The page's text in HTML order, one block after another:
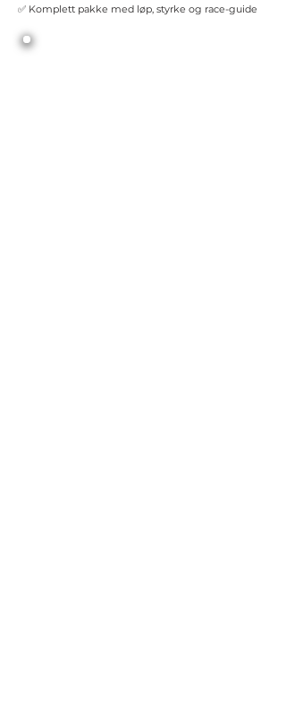
✅ Komplett pakke med løp, styrke og race-guide